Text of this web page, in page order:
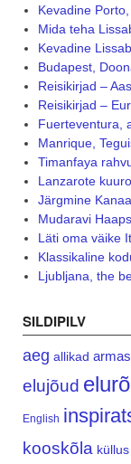
Kevadine
Mida teha
Kevadine
Budapest,
Reisikirjad –
Reisikirjad –
Fuerteventura,
Manrique,
Timanfaya
Lanzarote
Järgmine
Mudaravi
Läti oma väike
Klassikaline
Ljubljana, the
SILDIPILV
aeg allikad
elujõud
English
kooskõla küllus